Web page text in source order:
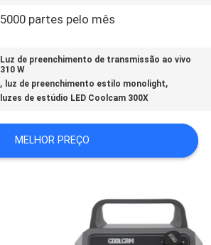
5000 partes pelo mês
Luz de preenchimento de transmissão ao vivo
310 W
, luz de preenchimento estilo monolight,
luzes de estúdio LED Coolcam 300X
MELHOR PREÇO